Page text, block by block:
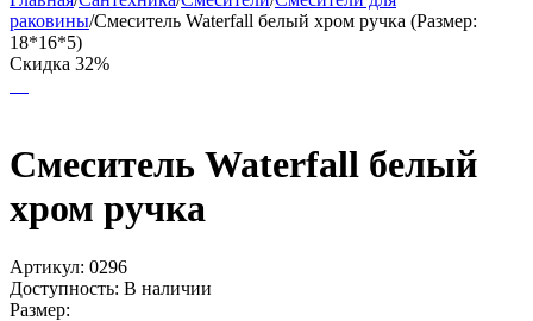
раковины/Смеситель Waterfall белый хром ручка (Размер:
18*16*5)
Скидка 32%
Смеситель Waterfall белый
хром ручка
Артикул: 0296
Доступность: В наличии
Размер: